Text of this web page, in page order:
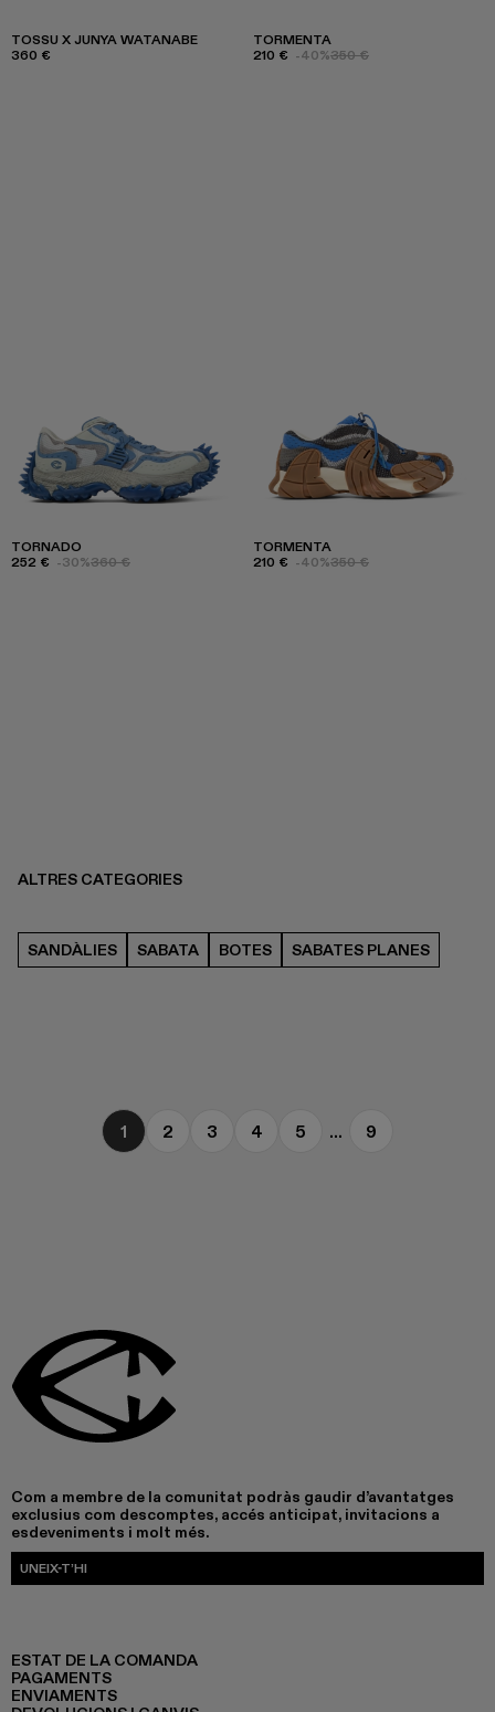
TOSSU X JUNYA WATANABE
360 €
TORMENTA
210 € -40%350 €
TORNADO
252 € -30%360 €
TORMENTA
210 € -40%350 €
ALTRES CATEGORIES
SANDÀLIES SABATA BOTES SABATES PLANES
1 2 3 4 5 ... 9
Com a membre de la comunitat podràs gaudir d’avantatges
exclusius com descomptes, accés anticipat, invitacions a
esdeveniments i molt més.
UNEIX-T’HI
ESTAT DE LA COMANDA
PAGAMENTS
ENVIAMENTS